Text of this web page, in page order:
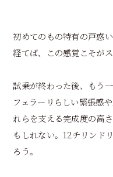
初めてのもの特有の戸惑
経てば、この感覚こそが
試乗が終わった後、もう
フェラーリらしい緊張感
れらを支える完成度の高
もしれない。12チリンド
ろう。